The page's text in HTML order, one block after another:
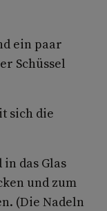
ein paar
Schüssel
sich die
das Glas
und zum
(Die Nadeln